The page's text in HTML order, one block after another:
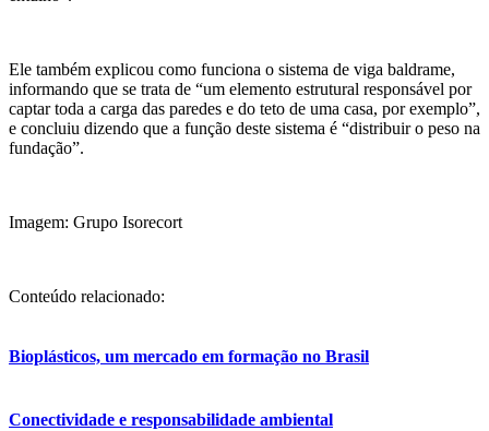
Ele também explicou como funciona o sistema de viga baldrame,
informando que se trata de “um elemento estrutural responsável por
captar toda a carga das paredes e do teto de uma casa, por exemplo”,
e concluiu dizendo que a função deste sistema é “distribuir o peso na
fundação”.
Imagem: Grupo Isorecort
Conteúdo relacionado:
Bioplásticos, um mercado em formação no Brasil
Conectividade e responsabilidade ambiental